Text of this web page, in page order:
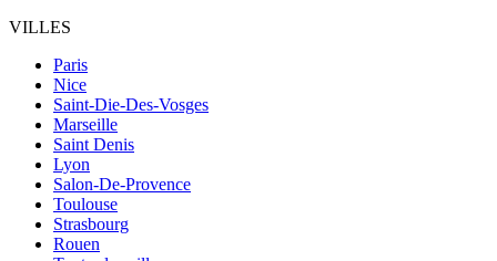
VILLES
Paris
Nice
Saint-Die-Des-Vosges
Marseille
Saint Denis
Lyon
Salon-De-Provence
Toulouse
Strasbourg
Rouen